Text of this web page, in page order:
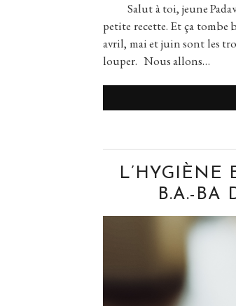
Salut à toi, jeune
petite recette. Et ça tombe
avril, mai et juin sont les
louper. Nous allons…
L’HYGIÈNE
B.A.-BA